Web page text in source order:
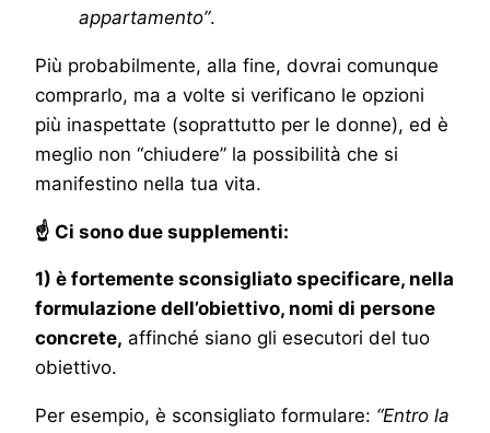
appartamento”.
Più probabilmente, alla fine, dovrai comunque
comprarlo, ma a volte si verificano le opzioni
più inaspettate (soprattutto per le donne), ed è
meglio non “chiudere” la possibilità che si
manifestino nella tua vita.
☝ Ci sono due supplementi:
1) è fortemente sconsigliato specificare, nella
formulazione dell’obiettivo, nomi di persone
concrete, affinché siano gli esecutori del tuo
obiettivo.
Per esempio, è sconsigliato formulare: “Entro la